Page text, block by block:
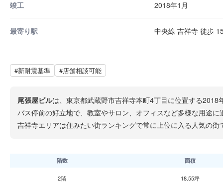
竣工 2018年1月
最寄り駅 中央線 吉祥寺 徒歩
#新耐震基準 #店舗相談可能
尾張屋ビルは、東京都武蔵野市吉祥寺本町4丁目に位置する
バス停前の好立地で、教室やサロン、オフィスなど多様な用途に
吉祥寺エリアは住みたい街ランキングで常に上位に入る人気の街
階数 面積
2階 18.55坪